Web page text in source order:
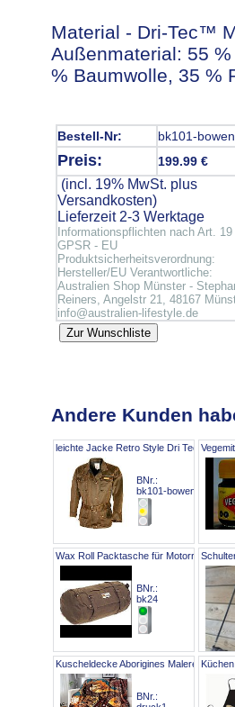
Material - Dri-Tec™
Außenmaterial: 55
% Baumwolle, 35 %
Bestell-Nr: bk101-bowen
Preis: 199.99 €
(incl. 19% MwSt. plus
Versandkosten)
Lieferzeit 2-3 Werktage
Informationspflichten nach Art. 19
GPSR - EU
Produktsicherheitsverordnung:
Hersteller/EU Verantwortliche:
Australien Shop Münster -
Reiners, Angelstr 21, 48167
info@australien-lifestyle.de
Andere Kunden
leichte Jacke Retro Style Dri Tec
BNr.:
bk101-bowen
Wax Roll Packtasche für Motorrad Pferd
BNr.:
bk24
Kuscheldecke Aborigines Malerei
BNr.: